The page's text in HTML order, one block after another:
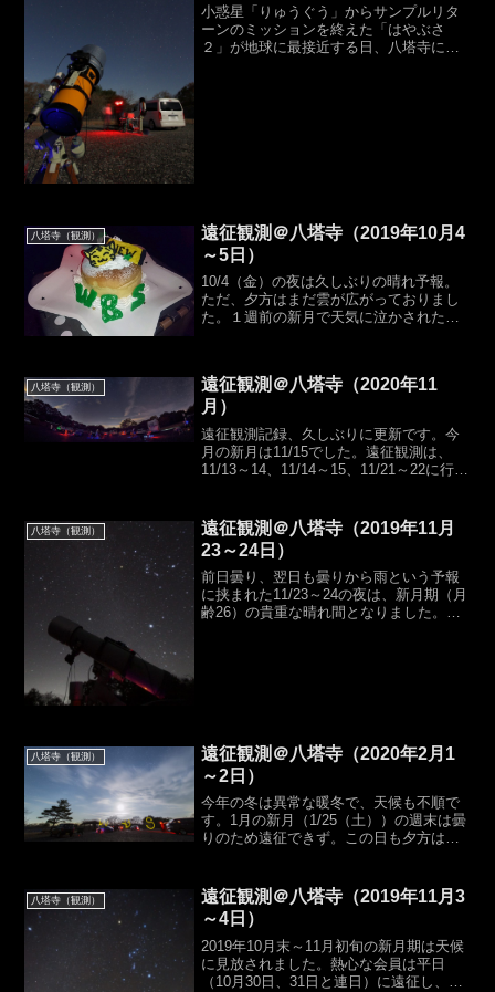
小惑星「りゅうぐう」からサンプルリタ
ーンのミッションを終えた「はやぶさ
２」が地球に最接近する日、八塔寺には
八塔寺（観測）
遠征観測＠八塔寺（2019年10月4
～5日）
10/4（金）の夜は久しぶりの晴れ予報。
ただ、夕方はまだ雲が広がっておりまし
た。１週前の新月で天気に泣かされたこ
一面、雲～！出典：気...
八塔寺（観測）
遠征観測＠八塔寺（2020年11
月）
遠征観測記録、久しぶりに更新です。今
月の新月は11/15でした。遠征観測は、
11/13～14、11/14～15、11/21～22に行っ
という盛況ぶりでし...
八塔寺（観測）
遠征観測＠八塔寺（2019年11月
23～24日）
前日曇り、翌日も曇りから雨という予報
に挟まれた11/23～24の夜は、新月期（月
齢26）の貴重な晴れ間となりました。透
八塔寺（観測）
遠征観測＠八塔寺（2020年2月1
～2日）
今年の冬は異常な暖冬で、天候も不順で
す。1月の新月（1/25（土））の週末は曇
りのため遠征できず。この日も夕方は雲
た。晴れ間が広がるまでの待ち時間に、
光文字と月の競演...
八塔寺（観測）
遠征観測＠八塔寺（2019年11月3
～4日）
2019年10月末～11月初旬の新月期は天候
に見放されました。熱心な会員は平日
（10月30日、31日と連日）に遠征し、好